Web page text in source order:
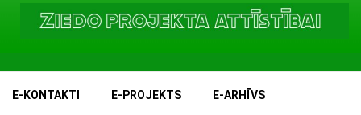
E-KONTAKTI E-PROJEKTS E-ARHĪVS